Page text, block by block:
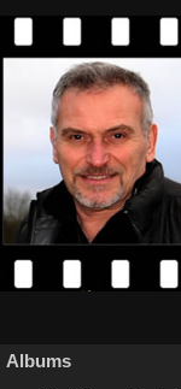
Albums